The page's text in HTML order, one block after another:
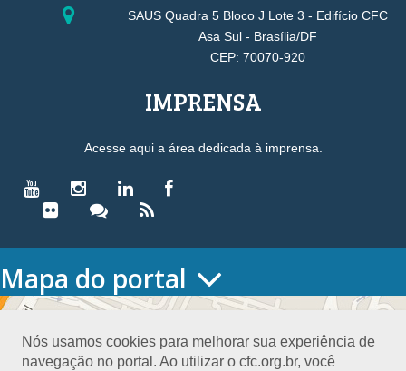
Nós usamos cookies para melhorar sua experiência de
navegação no portal. Ao utilizar o cfc.org.br, você
SAUS Quadra 5 Bloco J Lote 3 - Edifício CFC
Asa Sul - Brasília/DF
CEP: 70070-920
IMPRENSA
Acesse aqui a área dedicada à imprensa.
Mapa do portal
HOME
Conselho Diretor
Nossa Sede